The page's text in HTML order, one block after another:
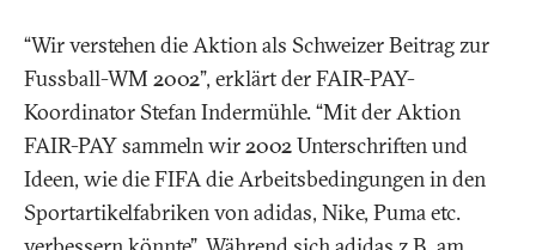
“Wir verstehen die Aktion als Schweizer Beitrag zur
Fussball-WM 2002”, erklärt der FAIR-PAY-
Koordinator Stefan Indermühle. “Mit der Aktion
FAIR-PAY sammeln wir 2002 Unterschriften und
Ideen, wie die FIFA die Arbeitsbedingungen in den
Sportartikelfabriken von adidas, Nike, Puma etc.